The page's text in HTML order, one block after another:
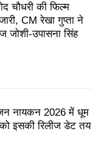
चौधरी की फिल्म
CM रेखा गुप्ता ने
जोशी-उपासना सिंह
नायकन 2026 में धूम
इसकी रिलीज डेट तय